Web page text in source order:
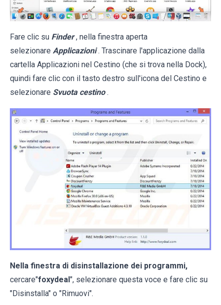
Fare clic su Finder , nella finestra aperta
selezionare Applicazioni . Trascinare l'applicazione dalla
cartella Applicazioni nel Cestino (che si trova nella Dock),
quindi fare clic con il tasto destro sull'icona del Cestino e
selezionare Svuota cestino .
Nella finestra di disinstallazione dei programmi,
cercare"foxydeal ", selezionare questa voce e fare clic su
"Disinstalla" o "Rimuovi".